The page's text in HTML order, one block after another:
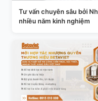
Tư vấn chuyên sâu bởi
nhiều năm kinh nghiệm